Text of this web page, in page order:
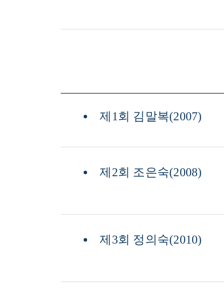
제1회 김말복(2007)
제2회 조은숙(2008)
제3회 정의숙(2010)